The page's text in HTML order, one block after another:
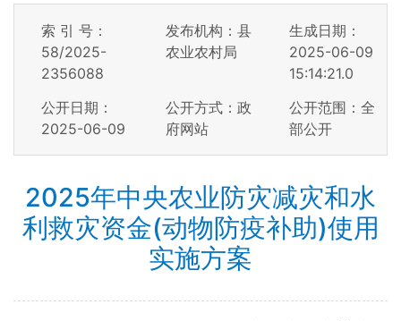
索 引 号：
58/2025-
2356088
发布机构：县
农业农村局
生成日期：
2025-06-09
15:14:21.0
公开日期：
2025-06-09
公开方式：政
府网站
公开范围：全
部公开
2025年中央农业防灾减灾和水
利救灾资金(动物防疫补助)使用
实施方案